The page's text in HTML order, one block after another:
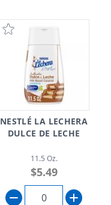
NESTLÉ LA LECHERA
DULCE DE LECHE
11.5 Oz.
$5.49